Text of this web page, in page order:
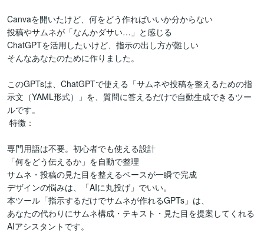
Canvaを開いたけど、何をどう作ればいいか分からない
投稿やサムネが「なんかダサい…」と感じる
ChatGPTを活用したいけど、指示の出し方が難しい
そんなあなたのために作りました。
このGPTsは、ChatGPTで使える「サムネや投稿を整えるための指
示文（YAML形式）」を、質問に答えるだけで自動生成できるツー
ルです。
専門用語は不要。初心者でも使える設計
「何をどう伝えるか」を自動で整理
サムネ・投稿の見た目を整えるベースが一瞬で完成
デザインの悩みは、「AIに丸投げ」でいい。
本ツール「指示するだけでサムネが作れるGPTs」は、
あなたの代わりにサムネ構成・テキスト・見た目を提案してくれる
AIアシスタントです。